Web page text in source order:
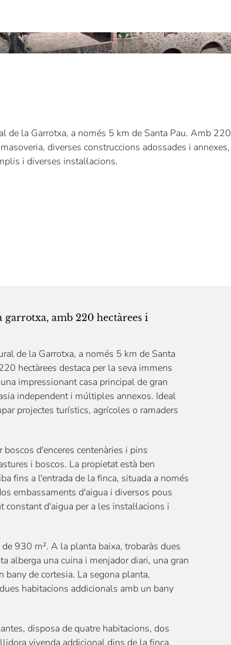
de la Garrotxa, a només 5 km de Santa Pau. Amb 220
diverses construccions adossades i annexes,
i diverses instal·lacions.
amb 220 hectàrees i
de la Garrotxa, a només 5 km de Santa
hectàrees destaca per la seva immens
impressionant casa principal de gran
independent i múltiples annexos. Ideal
projectes turístics, agrícoles o ramaders
d'enceres centenàries i pins
i boscos. La propietat està ben
fins a l'entrada de la finca, situada a només
embassaments d'aigua i diversos pous
d'aigua per a les instal·lacions i
930 m². A la planta baixa, trobaràs dues
alberga una cuina i menjador diari, una gran
de cortesia. La segona planta,
habitacions addicionals amb un bany
disposa de quatre habitacions, dos